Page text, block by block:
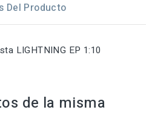
Del Producto
LIGHTNING EP 1:10
de la misma